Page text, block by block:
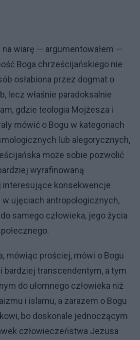
wiarę — argumentowałem —
Boga chrześcijańskiego nie
osłabiona przez dogmat o
lecz właśnie paradoksalnie
gdzie teologia Mojżesza i
mówić o Bogu w kategoriach
lub alegorycznych,
może sobie pozwolić
wyrafinowaną
interesujące konsekwencje
ujęciach antropologicznych,
samego człowieka, jego życia
mówiąc prościej, mówi o Bogu
bardziej transcendentym, a tym
do ułomnego człowieka niż
i islamu, a zarazem o Bogu
bo doskonale jednoczącym
człowieczeństwa Jezusa